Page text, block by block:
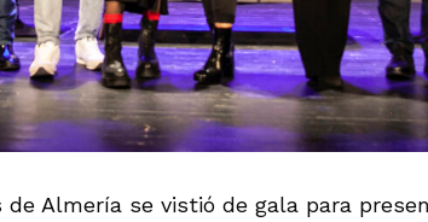
Almería se vistió de gala para